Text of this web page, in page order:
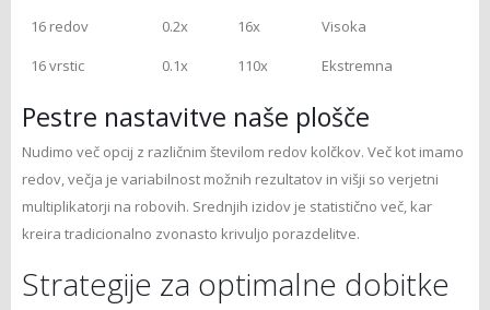
16 redov
0.2x 16x
Visoka
16 vrstic
0.1x 110x Ekstremna
Pestrе nastavitve naše plošče
Nudimo več opcij z različnim številom redov kolčkov. Več kot imamo
redov, večja je variabilnost možnih rezultatov in višji so verjetni
multiplikatorji na robovih. Srednjih izidov je statistično več, kar
kreira tradicionalno zvonasto krivuljo porazdelitve.
Strategije za optimalne dobitke